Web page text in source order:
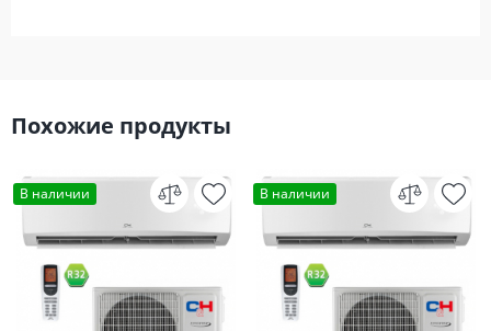
Похожие продукты
В наличии В наличии